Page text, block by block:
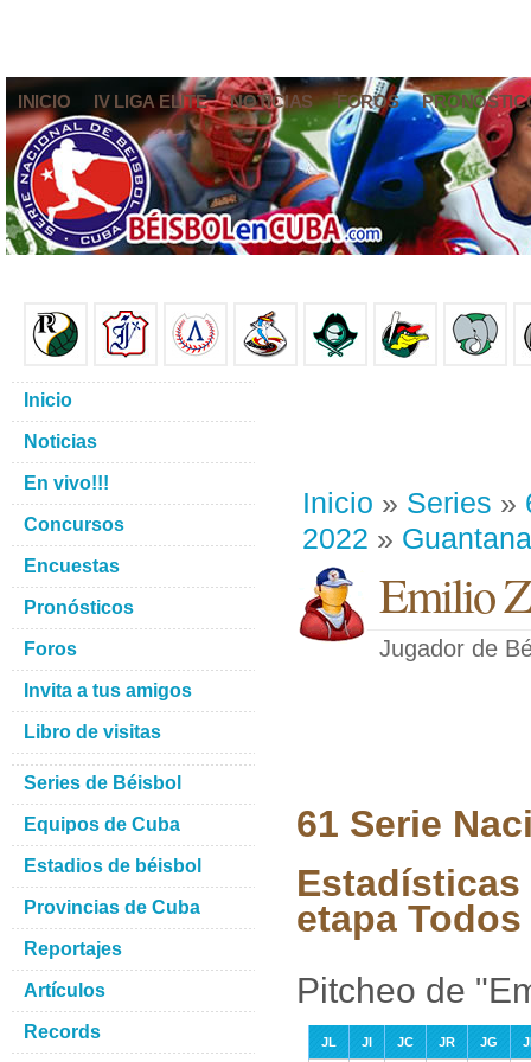
INICIO IV LIGA ELITE NOTICIAS FOROS
Inicio » Series »
2022 »
Emilio
Jugador de
61 Serie
Estadísticas
etapa
Pitcheo de
JL JI JC JR JG
Inicio
Noticias
En vivo!!!
Concursos
Encuestas
Pronósticos
Foros
Invita a tus amigos
Libro de visitas
Series de Béisbol
Equipos de Cuba
Estadios de béisbol
Provincias de Cuba
Reportajes
Artículos
Records